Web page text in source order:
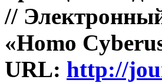
//
«Homo
URL: http://